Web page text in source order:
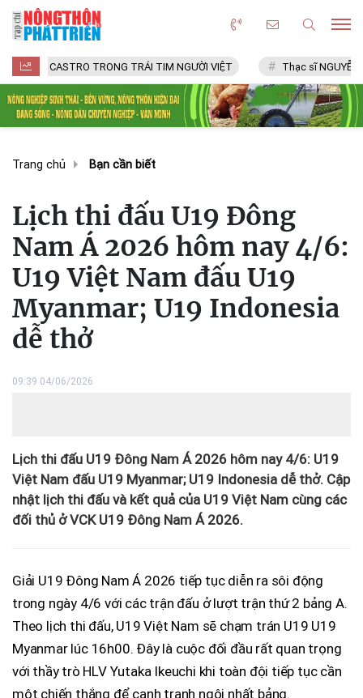
TRONG TRÁI TIM NGƯỜI VIỆT Thạc sĩ NGUYỄN VĂN CHÍ
Trang chủ Bạn cần biết
Lịch thi đấu U19 Đông
Nam Á 2026 hôm nay 4/6:
U19 Việt Nam đấu U19
Myanmar; U19 Indonesia
dễ thở
09:39 04/06/2026
Lịch thi đấu U19 Đông Nam Á 2026 hôm nay 4/6: U19
Việt Nam đấu U19 Myanmar; U19 Indonesia dễ thở. Cập
nhật lịch thi đấu và kết quả của U19 Việt Nam cùng các
đối thủ ở VCK U19 Đông Nam Á 2026.
Giải U19 Đông Nam Á 2026 tiếp tục diễn ra sôi động
trong ngày 4/6 với các trận đấu ở lượt trận thứ 2 bảng A.
Theo lịch thi đấu, U19 Việt Nam sẽ chạm trán U19 U19
Myanmar lúc 16h00. Đây là cuộc đối đầu rất quan trọng
với thầy trò HLV Yutaka Ikeuchi khi toàn đội tiếp tục cần
một chiến thắng để cạnh tranh ngôi nhất bảng.